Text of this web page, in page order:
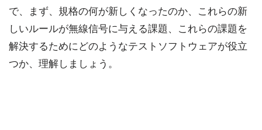
で、まず、規格の何が新しくなったのか、これらの新
しいルールが無線信号に与える課題、これらの課題を
解決するためにどのようなテストソフトウェアが役立
つか、理解しましょう。